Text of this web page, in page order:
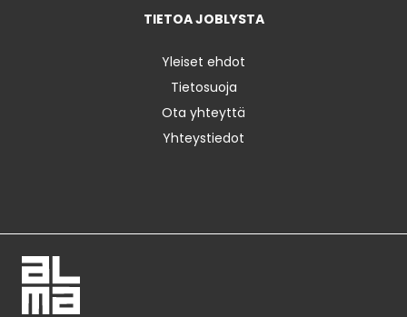
TIETOA JOBLYSTA
Yleiset ehdot
Tietosuoja
Ota yhteyttä
Yhteystiedot